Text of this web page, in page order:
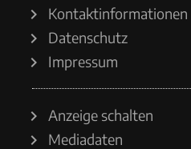
Kontaktinformationen
Datenschutz
Impressum
Anzeige schalten
Mediadaten